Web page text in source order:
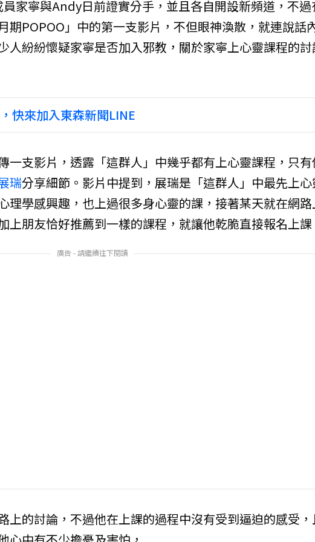
家寧與Andy日前證實分手，並且各自開設新頻道，不過
期POPOO」中的第一支影片，不但眼神渙散，就連說話
人紛紛懷疑家寧是否加入邪教，關於家寧上心靈課程的
快來加入東森新聞LINE
一支影片，透露「這群人」中幾乎都有上心靈課程，只有
瑞分享細節。影片中提到，展瑞是「這群人」中最先上心
理學感興趣，也上過很多身心靈的課，接著某天就在網路
上朋友恰好推薦到一樣的課程，就讓他乾脆直接報名上課
廣告 - 請繼續往下閱讀
上的討論，不過他在上課的過程中沒有受到逼迫的感受，